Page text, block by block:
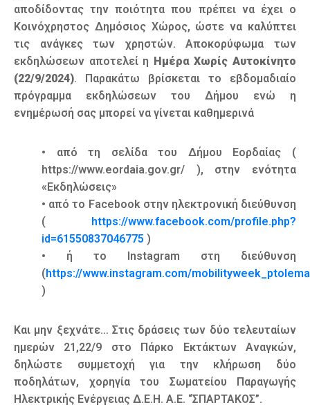
αποδίδοντας την ποιότητα που πρέπει να έχει ο
Κοινόχρηστος Δημόσιος Χώρος, ώστε να καλύπτει
τις ανάγκες των χρηστών. Αποκορύφωμα των
εκδηλώσεων αποτελεί η Ημέρα Χωρίς Αυτοκίνητο
(22/9/2024). Παρακάτω βρίσκεται το εβδομαδιαίο
πρόγραμμα εκδηλώσεων του Δήμου ενώ η
ενημέρωσή σας μπορεί να γίνεται καθημερινά
• από τη σελίδα του Δήμου Εορδαίας (
https://www.eordaia.gov.gr/ ), στην ενότητα
«Εκδηλώσεις»
• από το Facebook στην ηλεκτρονική διεύθυνση
( https://www.facebook.com/profile.php?
id=61550837046775 )
• ή το Instagram στη διεύθυνση
(https://www.instagram.com/
)
Και μην ξεχνάτε… Στις δράσεις των δύο τελευταίων
ημερών 21,22/9 στο Πάρκο Εκτάκτων Αναγκών,
δηλώστε συμμετοχή για την κλήρωση δύο
ποδηλάτων, χορηγία του Σωματείου Παραγωγής
Ηλεκτρικής Ενέργειας Δ.Ε.Η. Α.Ε. “ΣΠΑΡΤΑΚΟΣ”.